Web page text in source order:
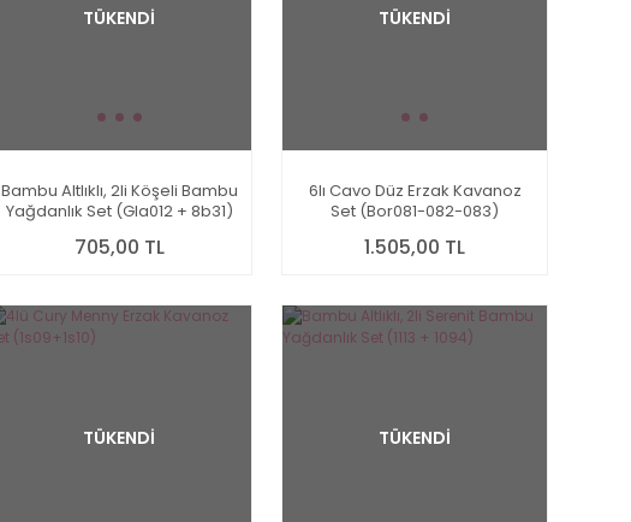
TÜKENDİ
Bambu Altlıklı, 2li Köşeli Bambu
Yağdanlık Set (Gla012 + 8b31)
705,00 TL
TÜKENDİ
6lı Cavo Düz Erzak Kavanoz
Set (Bor081-082-083)
1.505,00 TL
TÜKENDİ TÜKENDİ